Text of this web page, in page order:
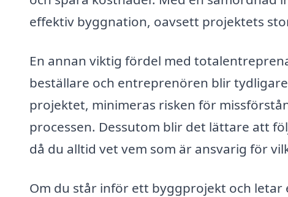
effektiv byggnation, oavsett projektets
En annan viktig fördel med
beställare och entreprenören blir
projektet, minimeras risken för
processen. Dessutom blir det lättare att
då du alltid vet vem som är ansvarig för
Om du står inför ett byggprojekt och